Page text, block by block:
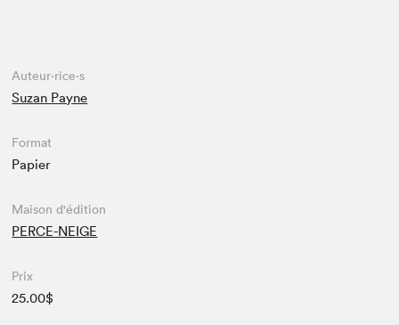
Auteur·rice·s
Suzan Payne
Format
Papier
Maison d'édition
PERCE-NEIGE
Prix
25.00$